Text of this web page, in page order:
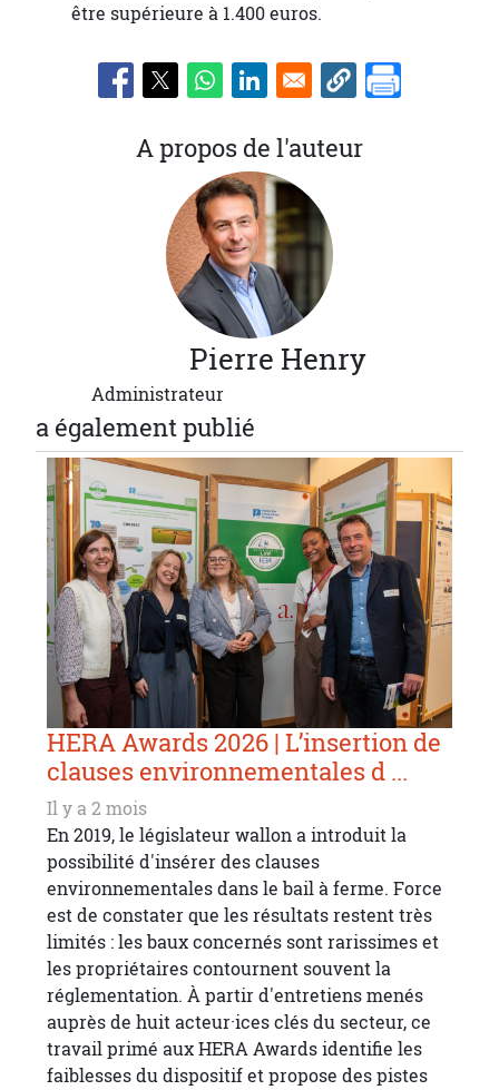
être supérieure à 1.400 euros.
A propos de l'auteur
Pierre Henry
Administrateur
a également publié
HERA Awards 2026 | L’insertion de
clauses environnementales d ...
Il y a 2 mois
En 2019, le législateur wallon a introduit la
possibilité d'insérer des clauses
environnementales dans le bail à ferme. Force
est de constater que les résultats restent très
limités : les baux concernés sont rarissimes et
les propriétaires contournent souvent la
réglementation. À partir d'entretiens menés
auprès de huit acteur·ices clés du secteur, ce
travail primé aux HERA Awards identifie les
faiblesses du dispositif et propose des pistes